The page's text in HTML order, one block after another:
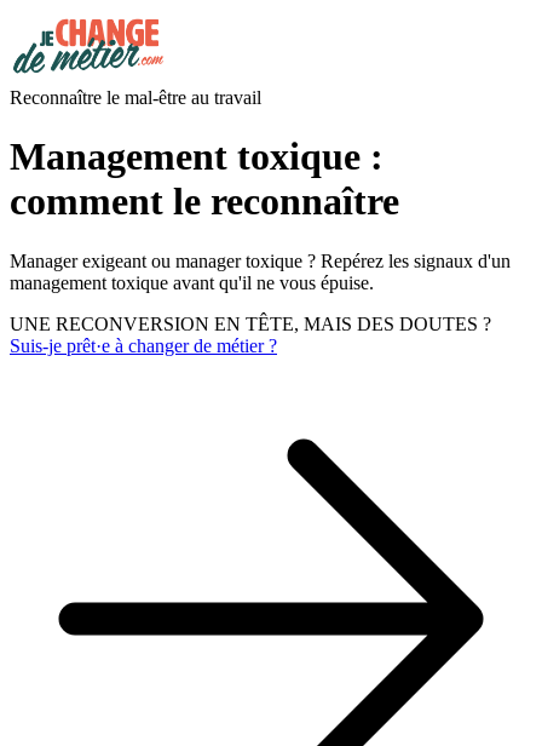
Reconnaître le mal-être au travail
Management toxique :
comment le reconnaître
Manager exigeant ou manager toxique ? Repérez les signaux d'un
management toxique avant qu'il ne vous épuise.
UNE RECONVERSION EN TÊTE, MAIS DES DOUTES ?
Suis-je prêt·e à changer de métier ?